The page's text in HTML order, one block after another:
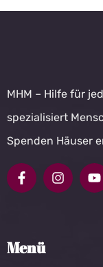
MHM – Hilfe für
spezialisiert
Spenden Häuser
Menü